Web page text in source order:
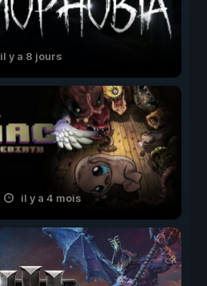
il y a 8 jours
il y a 4 mois